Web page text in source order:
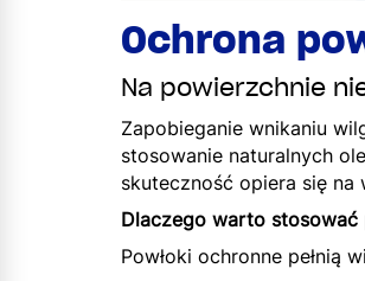
Ochrona
Na powierzchnie
Zapobieganie wnikaniu
stosowanie naturalnych
skuteczność opiera się na
Dlaczego warto stosować
Powłoki ochronne pełnią